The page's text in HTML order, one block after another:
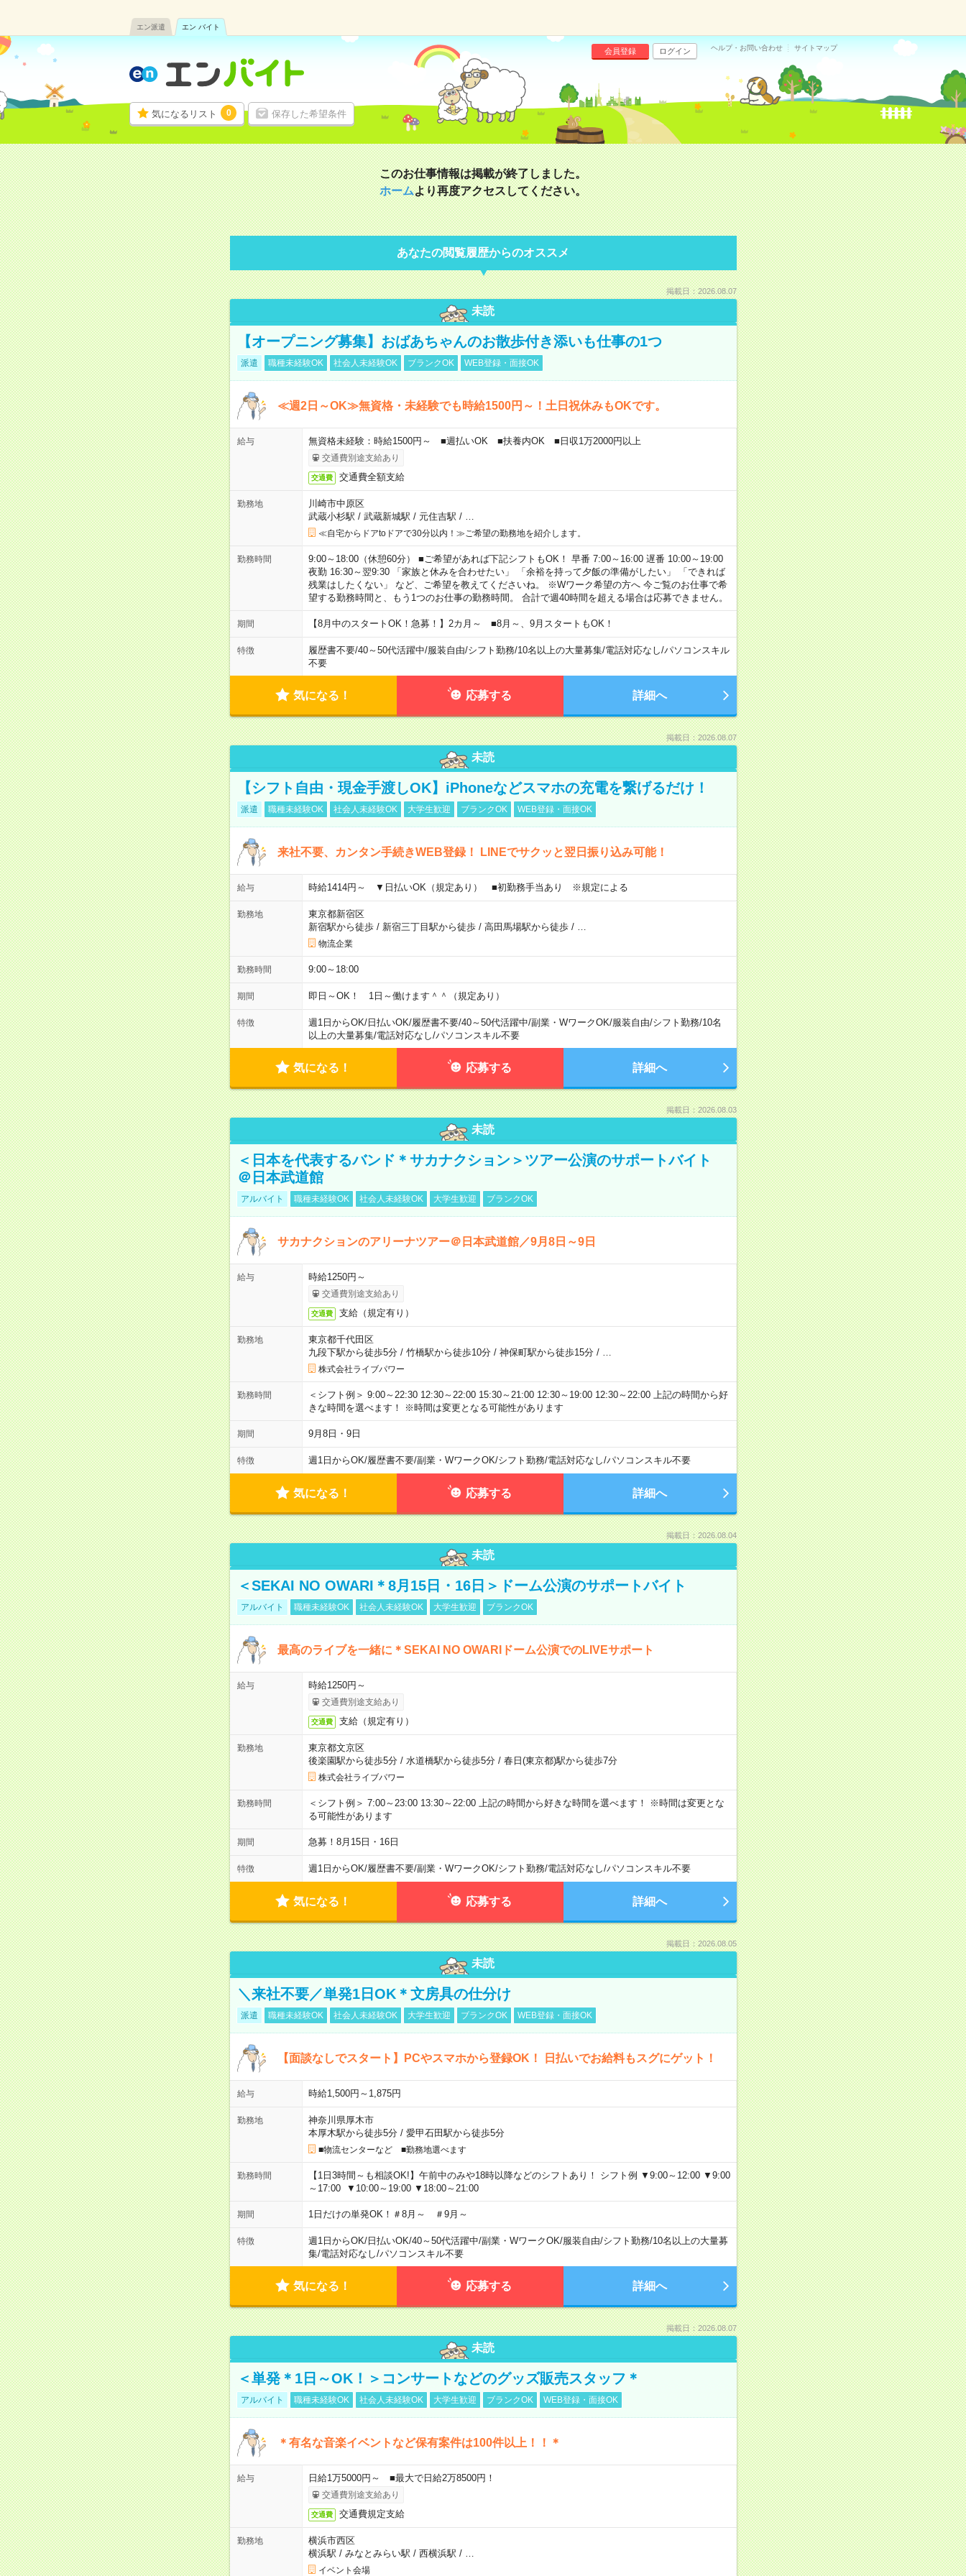
エン派遣 エン バイト
気になるリスト 0 保存した希望条件
会員登録 ログイン ヘルプ・お問い合わせ サイトマップ
このお仕事情報は掲載が終了しました。
ホームより再度アクセスしてください。
あなたの閲覧履歴からのオススメ
掲載日：2026.08.07
未読
【オープニング募集】おばあちゃんのお散歩付き添いも仕事の1つ
派遣 職種未経験OK 社会人未経験OK ブランクOK WEB登録・面接OK
≪週2日～OK≫無資格・未経験でも時給1500円～！土日祝休みもOKです。
給与 無資格未経験：時給1500円～ ■週払いOK ■扶養内OK ■日収1万2000円以上
交通費別途支給あり
交通費 交通費全額支給
勤務地
川崎市中原区
武蔵小杉駅 / 武蔵新城駅 / 元住吉駅 / …
≪自宅からドアtoドアで30分以内！≫ご希望の勤務地を紹介します。
勤務時間
9:00～18:00（休憩60分） ■ご希望があれば下記シフトもOK！ 早番 7:00～16:00 遅番 10:00～19:00
夜勤 16:30～翌9:30 「家族と休みを合わせたい」 「余裕を持って夕飯の準備がしたい」 「できれば
残業はしたくない」 など、ご希望を教えてくださいね。 ※Wワーク希望の方へ 今ご覧のお仕事で希
望する勤務時間と、もう1つのお仕事の勤務時間。 合計で週40時間を超える場合は応募できません。
期間 【8月中のスタートOK！急募！】2カ月～ ■8月～、9月スタートもOK！
特徴 履歴書不要/40～50代活躍中/服装自由/シフト勤務/10名以上の大量募集/電話対応なし/パソコンスキル
不要
気になる！ 応募する 詳細へ
掲載日：2026.08.07
未読
【シフト自由・現金手渡しOK】iPhoneなどスマホの充電を繋げるだけ！
派遣 職種未経験OK 社会人未経験OK 大学生歓迎 ブランクOK WEB登録・面接OK
来社不要、カンタン手続きWEB登録！ LINEでサクッと翌日振り込み可能！
給与 時給1414円～ ▼日払いOK（規定あり） ■初勤務手当あり ※規定による
勤務地
東京都新宿区
新宿駅から徒歩/ 新宿三丁目駅から徒歩/ 高田馬場駅から徒歩/ …
物流企業
勤務時間 9:00～18:00
期間 即日～OK！ 1日～働けます＾＾（規定あり）
特徴 週1日からOK/日払いOK/履歴書不要/40～50代活躍中/副業・WワークOK/服装自由/シフト勤務/10名
以上の大量募集/電話対応なし/パソコンスキル不要
気になる！ 応募する 詳細へ
掲載日：2026.08.03
未読
＜日本を代表するバンド＊サカナクション＞ツアー公演のサポートバイト
＠日本武道館
アルバイト 職種未経験OK 社会人未経験OK 大学生歓迎 ブランクOK
サカナクションのアリーナツアー＠日本武道館／9月8日～9日
給与 時給1250円～
交通費別途支給あり
交通費 支給（規定有り）
勤務地
東京都千代田区
九段下駅から徒歩5分/ 竹橋駅から徒歩10分/ 神保町駅から徒歩15分/ …
株式会社ライブパワー
勤務時間
＜シフト例＞ 9:00～22:30 12:30～22:00 15:30～21:00 12:30～19:00 12:30～22:00 上記の時間から好
きな時間を選べます！ ※時間は変更となる可能性があります
期間 9月8日・9日
特徴 週1日からOK/履歴書不要/副業・WワークOK/シフト勤務/電話対応なし/パソコンスキル不要
気になる！ 応募する 詳細へ
掲載日：2026.08.04
未読
＜SEKAI NO OWARI＊8月15日・16日＞ドーム公演のサポートバイト
アルバイト 職種未経験OK 社会人未経験OK 大学生歓迎 ブランクOK
最高のライブを一緒に＊SEKAI NO OWARIドーム公演でのLIVEサポート
給与 時給1250円～
交通費別途支給あり
交通費 支給（規定有り）
勤務地
東京都文京区
後楽園駅から徒歩5分/ 水道橋駅から徒歩5分/ 春日(東京都)駅から徒歩7分
株式会社ライブパワー
勤務時間
＜シフト例＞ 7:00～23:00 13:30～22:00 上記の時間から好きな時間を選べます！ ※時間は変更とな
る可能性があります
期間 急募！8月15日・16日
特徴 週1日からOK/履歴書不要/副業・WワークOK/シフト勤務/電話対応なし/パソコンスキル不要
気になる！ 応募する 詳細へ
掲載日：2026.08.05
未読
＼来社不要／単発1日OK＊文房具の仕分け
派遣 職種未経験OK 社会人未経験OK 大学生歓迎 ブランクOK WEB登録・面接OK
【面談なしでスタート】PCやスマホから登録OK！ 日払いでお給料もスグにゲット！
給与 時給1,500円～1,875円
勤務地
神奈川県厚木市
本厚木駅から徒歩5分/ 愛甲石田駅から徒歩5分
■物流センターなど ■勤務地選べます
勤務時間
【1日3時間～も相談OK!】午前中のみや18時以降などのシフトあり！ シフト例 ▼9:00～12:00 ▼9:00
～17:00 ▼10:00～19:00 ▼18:00～21:00
期間 1日だけの単発OK！＃8月～ ＃9月～
特徴 週1日からOK/日払いOK/40～50代活躍中/副業・WワークOK/服装自由/シフト勤務/10名以上の大量募
集/電話対応なし/パソコンスキル不要
気になる！ 応募する 詳細へ
掲載日：2026.08.07
未読
＜単発＊1日～OK！＞コンサートなどのグッズ販売スタッフ＊
アルバイト 職種未経験OK 社会人未経験OK 大学生歓迎 ブランクOK WEB登録・面接OK
＊有名な音楽イベントなど保有案件は100件以上！！＊
給与 日給1万5000円～ ■最大で日給2万8500円！
交通費別途支給あり
交通費 交通費規定支給
勤務地
横浜市西区
横浜駅 / みなとみらい駅 / 西横浜駅 / …
イベント会場